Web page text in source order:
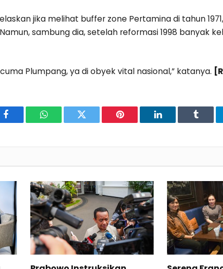
jika melihat buffer zone Pertamina di tahun
sambung dia, setelah reformasi 1998 banyak
Plumpang, ya di obyek vital nasional,” katanya.
Facebook WhatsAppTwitter Pinterest LinkedIn Tumblr